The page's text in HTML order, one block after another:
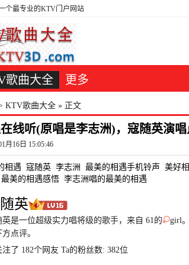
个最专业的KTV门户网站
歌曲大全 更多
KTV歌曲大全 » 正文
线听(原唱是李志洲)，寇随英演
月16日 15:05:46
相遇 寇随英 李志洲 最美的相遇手机铃声 美好
最美的相遇感悟 李志洲唱的最美的相遇
英
英是一位超级实力唱将级的歌手，来自 61的
girl
点评。
注了 182个网友 Ta的粉丝数: 382位